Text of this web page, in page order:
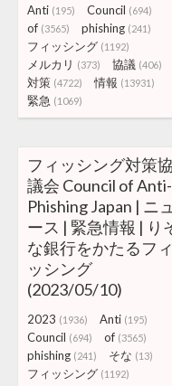
Anti (195) Council (694)
of (3565) phishing (241)
フィッシング (1192)
メルカリ (373) 協議 (406)
対策 (4722) 情報 (13931)
緊急 (1069)
フィッシング対策協
議会 Council of Anti-
Phishing Japan | ニュ
ース | 緊急情報 | り
な銀行をかたるフィ
ッシング
(2023/05/10)
2023 (1936) Anti (195)
Council (694) of (3565)
phishing (241) そな (13)
フィッシング (1192)